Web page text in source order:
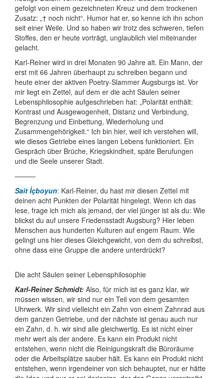
gefolgt von einem gezeichneten Kreuz und dem trockenen
Zusatz: „† noch nicht“. Humor hat er, so kenne ich ihn schon
seit einer Weile. Und so haben wir trotz des schweren, tiefen
Stoffes, den er heute vorträgt, unglaublich viel miteinander
gelacht.
Karl-Reiner wird in drei Monaten 90 Jahre alt. Ein Mann, der
erst mit 66 Jahren überhaupt zu schreiben begann und
heute einer der aktiven Poetry-Slammer Augsburgs ist. Vor
mir liegt ein Zettel, auf dem er die acht Säulen seiner
Lebensphilosophie aufgeschrieben hat: „Polarität enthält:
Kontrast und Ausgewogenheit, Distanz und Verbindung,
Begrenzung und Einbettung, Wiederholung und
Zusammengehörigkeit.“ Ich bin hier, weil ich verstehen will,
wie dieses Getriebe eines langen Lebens funktioniert. Ein
Gespräch über Brüche, Kriegskindheit, späte Berufungen
und die Seele unserer Stadt.
———
Sait İçboyun: Karl-Reiner, du hast mir diesen Zettel mit
deinen acht Punkten der Polarität hingelegt. Wenn ich das
lese, frage ich mich als jemand, der viel jünger ist als du: Wie
blickst du auf unsere Friedensstadt Augsburg? Hier leben
Menschen aus hunderten Kulturen auf engem Raum. Wie
gelingt uns hier dieses Gleichgewicht, von dem du schreibst,
ohne dass eine Gruppe die andere unterdrückt?
Die acht Säulen seiner Lebensphilosophie
Karl-Reiner Schmidt: Also, für mich ist es ganz klar, wir
müssen wissen, wir sind nur ein Teil von dem gesamten
Uhrwerk. Wir sind vielleicht ein Zahn von einem Zahnrad aus
dem ganzen Getriebe, und der nächste ist genau auch nur
ein Zahn, d. h. wir sind alle gleich­wertig. Es ist nicht einer
mehr wert als der andere. Es kann ein Produkt nicht
entstehen, wenn nicht die Reini­gungs­kraft die Büroräume
oder die Arbeits­plätze sauber hält. Es kann ein Produkt nicht
entstehen, wenn irgend­einer von sich behauptet, nur er hätte